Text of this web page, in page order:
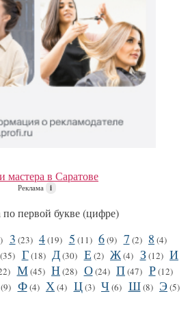
мастера в Саратове
Реклама i
первой букве (цифре)
3 (23) 4(19) 5 (11) 6(9) 7 (2) 8 (4)
(35) Г(18) Д(30) Е (2) Ж(4) З(12) И
М(45) Н(28) О(24) П(47) Р(12)
(9) Ф(4) Х (4) Ц(3) Ч (6) Ш(8) Э(5)